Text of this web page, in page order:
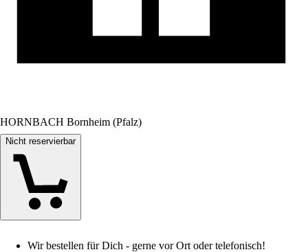
HORNBACH Bornheim (Pfalz)
Nicht reservierbar
Wir bestellen für Dich - gerne vor Ort oder telefonisch!